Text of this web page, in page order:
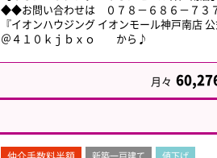
◆◆お問い合わせは ０７８－６８６－７
『イオンハウジング イオンモール神戸南店 公
＠４１０ｋｊｂｘｏ から♪
月々